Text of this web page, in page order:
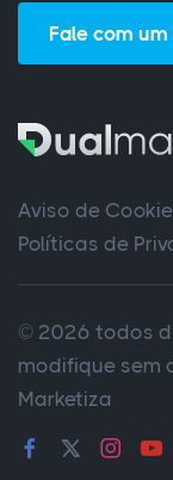
Fale com
Aviso de
Políticas de
© 2026 todos
modifique sem
Marketiza